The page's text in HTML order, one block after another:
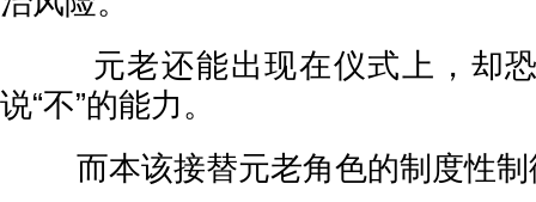
元老还能出现在仪式上，却恐
说“不”的能力。
而本该接替元老角色的制度性制